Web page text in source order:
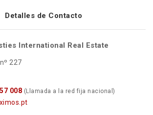
Detalles de Contacto
International Real Estate
227
008 (Llamada a la red fija nacional)